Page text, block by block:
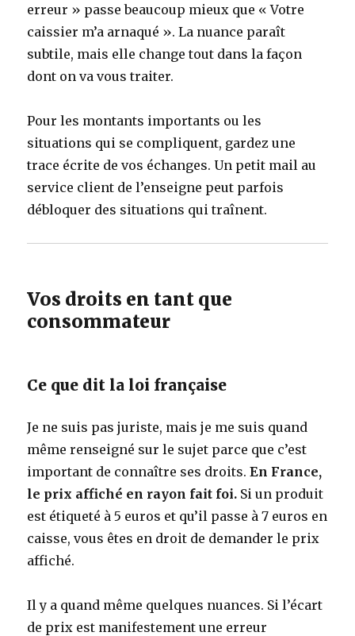
erreur » passe beaucoup mieux que « Votre
caissier m’a arnaqué ». La nuance paraît
subtile, mais elle change tout dans la façon
dont on va vous traiter.
Pour les montants importants ou les
situations qui se compliquent, gardez une
trace écrite de vos échanges. Un petit mail au
service client de l’enseigne peut parfois
débloquer des situations qui traînent.
Vos droits en tant que
consommateur
Ce que dit la loi française
Je ne suis pas juriste, mais je me suis quand
même renseigné sur le sujet parce que c’est
important de connaître ses droits.En France,
le prix affiché en rayon fait foi. Si un produit
est étiqueté à 5 euros et qu’il passe à 7 euros en
caisse, vous êtes en droit de demander le prix
affiché.
Il y a quand même quelques nuances. Si l’écart
de prix est manifestement une erreur